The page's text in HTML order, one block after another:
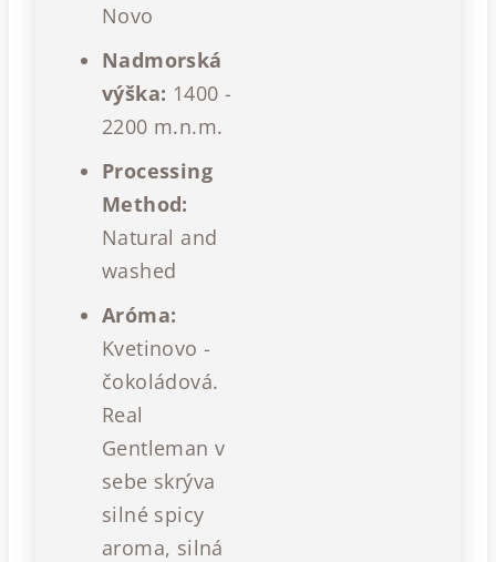
Novo
Nadmorská
výška: 1400 -
2200 m.n.m.
Processing
Method:
Natural and
washed
Aróma:
Kvetinovo -
čokoládová.
Real
Gentleman v
sebe skrýva
silné spicy
aroma, silná